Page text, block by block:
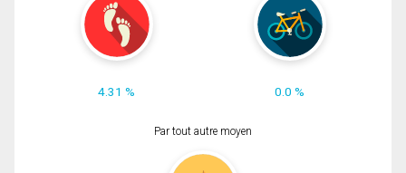
4.31 % 0.0 %
Par tout autre moyen